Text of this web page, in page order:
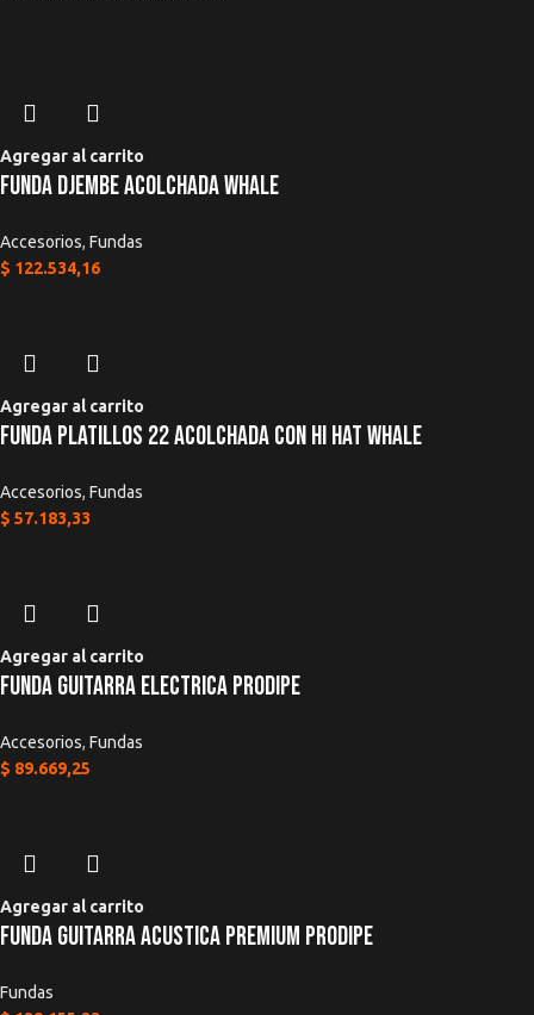
Agregar al carrito
Funda Djembe Acolchada Whale
Accesorios, Fundas
$ 122.534,16
Agregar al carrito
Funda Platillos 22 Acolchada Con Hi Hat Whale
Accesorios, Fundas
$ 57.183,33
Agregar al carrito
Funda Guitarra Electrica Prodipe
Accesorios, Fundas
$ 89.669,25
Agregar al carrito
Funda Guitarra Acustica Premium Prodipe
Fundas